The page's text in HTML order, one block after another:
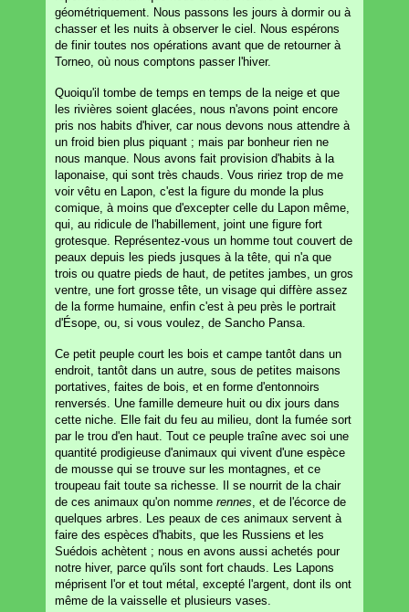
géométriquement. Nous passons les jours à dormir ou à
chasser et les nuits à observer le ciel. Nous espérons
de finir toutes nos opérations avant que de retourner à
Torneo, où nous comptons passer l'hiver.
Quoiqu'il tombe de temps en temps de la neige et que
les rivières soient glacées, nous n'avons point encore
pris nos habits d'hiver, car nous devons nous attendre à
un froid bien plus piquant ; mais par bonheur rien ne
nous manque. Nous avons fait provision d'habits à la
laponaise, qui sont très chauds. Vous ririez trop de me
voir vêtu en Lapon, c'est la figure du monde la plus
comique, à moins que d'excepter celle du Lapon même,
qui, au ridicule de l'habillement, joint une figure fort
grotesque. Représentez-vous un homme tout couvert de
peaux depuis les pieds jusques à la tête, qui n'a que
trois ou quatre pieds de haut, de petites jambes, un gros
ventre, une fort grosse tête, un visage qui diffère assez
de la forme humaine, enfin c'est à peu près le portrait
d'Ésope, ou, si vous voulez, de Sancho Pansa.
Ce petit peuple court les bois et campe tantôt dans un
endroit, tantôt dans un autre, sous de petites maisons
portatives, faites de bois, et en forme d'entonnoirs
renversés. Une famille demeure huit ou dix jours dans
cette niche. Elle fait du feu au milieu, dont la fumée sort
par le trou d'en haut. Tout ce peuple traîne avec soi une
quantité prodigieuse d'animaux qui vivent d'une espèce
de mousse qui se trouve sur les montagnes, et ce
troupeau fait toute sa richesse. Il se nourrit de la chair
de ces animaux qu'on nomme rennes , et de l'écorce de
quelques arbres. Les peaux de ces animaux servent à
faire des espèces d'habits, que les Russiens et les
Suédois achètent ; nous en avons aussi achetés pour
notre hiver, parce qu'ils sont fort chauds. Les Lapons
méprisent l'or et tout métal, excepté l'argent, dont ils ont
même de la vaisselle et plusieurs vases.